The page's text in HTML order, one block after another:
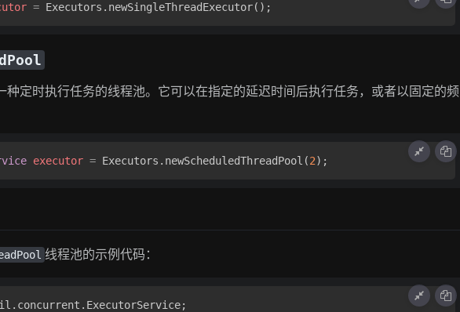
= Executors.newSingleThreadExecutor();
种定时执行任务的线程池。它可以在指定的延迟时间后执行任务，或者以固定的频
executor = Executors.newScheduledThreadPool(2);
线程池的示例代码：